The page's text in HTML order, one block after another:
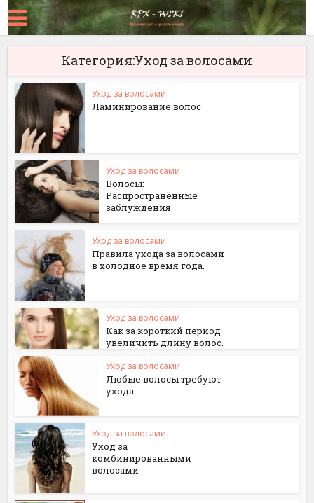
Категория:Уход за волосами
Уход за волосами
Ламинирование волос
Уход за волосами
Волосы:
Распространённые
заблуждения
Уход за волосами
Правила ухода за волосами
в холодное время года.
Уход за волосами
Как за короткий период
увеличить длину волос.
Уход за волосами
Любые волосы требуют
ухода
Уход за волосами
Уход за
комбинированными
волосами